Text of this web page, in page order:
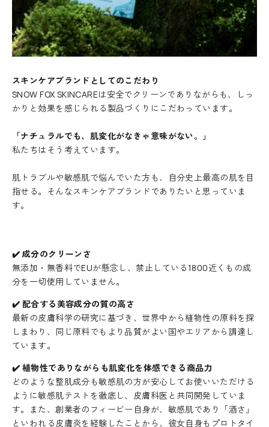
スキンケアブランドとしてのこだわり
SNOW FOX SKINCAREは安全でクリーンでありながらも、しっ
かりと効果を感じられる製品づくりにこだわっています。
「ナチュラルでも、肌変化がなきゃ意味がない。」
私たちはそう考えています。
肌トラブルや敏感肌で悩んでいた方も、自分史上最高の肌を目
指せる。そんなスキンケアブランドでありたいと思っていま
す。
✔️ 成分のクリーンさ
無添加・無香料でEUが懸念し、禁止している1800近くもの成
分を一切使用していません。
✔️ 配合する美容成分の質の高さ
最新の皮膚科学の研究に基づき、世界中から植物性の原料を探
しまわり、同じ原料でもより品質がよい国やエリアから調達し
ています。
✔️ 植物性でありながらも肌変化を体感できる商品力
どのような整肌成分も敏感肌の方が安心してお使いいただける
ように敏感肌テストを徹底し、皮膚科医と共同開発していま
す。また、創業者のフィービー自身が、敏感肌であり「酒さ」
といわれる皮膚炎を経験したことから、彼女自身もプロトタイ
環境への取り組み
SNOW FOX SKINCAREは、すべての製品容器に100%再生可能
なPET素材を採用しています。PET素材は、従来よりも省エネ
ルギーでの再利用やリサイクルが可能です。